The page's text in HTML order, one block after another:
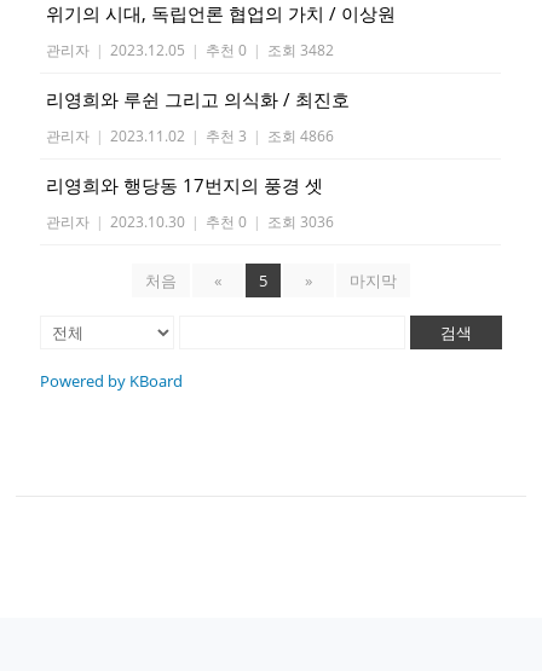
위기의 시대, 독립언론 협업의 가치 / 이상원
관리자 | 2023.12.05 | 추천 0 | 조회 3482
리영희와 루쉰 그리고 의식화 / 최진호
관리자 | 2023.11.02 | 추천 3 | 조회 4866
리영희와 행당동 17번지의 풍경 셋
관리자 | 2023.10.30 | 추천 0 | 조회 3036
처음 « 5 » 마지막
검색
Powered by KBoard